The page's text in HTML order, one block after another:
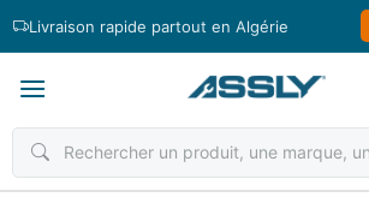
Livraison rapide partout en Algérie